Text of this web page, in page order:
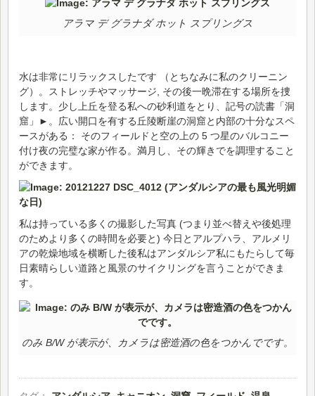
アラマ デ グラナダ ホット スプリングス
水は非常にリラックスしたです （とちなみに私のクリーニン
グ）。ストレッチやマッサージ, その後一晩滞在する場所を捜
します。少し上丘を登る私への砂利道をとり、記号の読書「洞
窟」►。広い開口を有する丘陵断崖の洞窟と内部の十分なスペ
ースがある： そのフィールドと空の上の 5 つ星のバルコニー
付け夜の完璧な家が作る。満月し、その輝きでを調理すること
ができます。
私は持っている多くの撮影した写真 (つまり並べ替えや後処理
のためより多くの時間を必要と) 今日とアルプハラ、アルメリ
アの乾燥地域を横断した後私はアンダルシア私にもたらして毎
日素晴らしい道路と風景のサイクリングを言うことができま
す。
のみ B/W が表示が、カメラは密造酒の色をつかんでです。